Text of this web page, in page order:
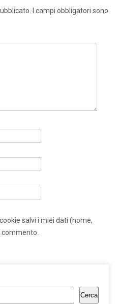
I campi obbligatori sono
salvi i miei dati (nome,
Cerca